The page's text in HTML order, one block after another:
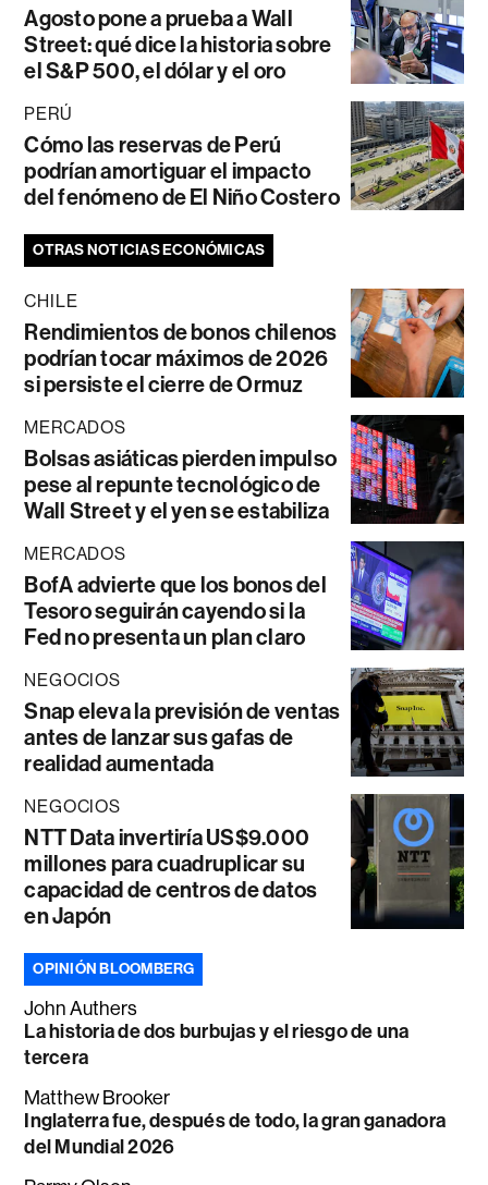
Agosto pone a prueba a Wall
Street: qué dice la historia sobre
el S&P 500, el dólar y el oro
PERÚ
Cómo las reservas de Perú
podrían amortiguar el impacto
del fenómeno de El Niño Costero
OTRAS NOTICIAS ECONÓMICAS
CHILE
Rendimientos de bonos chilenos
podrían tocar máximos de 2026
si persiste el cierre de Ormuz
MERCADOS
Bolsas asiáticas pierden impulso
pese al repunte tecnológico de
Wall Street y el yen se estabiliza
MERCADOS
BofA advierte que los bonos del
Tesoro seguirán cayendo si la
Fed no presenta un plan claro
NEGOCIOS
Snap eleva la previsión de ventas
antes de lanzar sus gafas de
realidad aumentada
NEGOCIOS
NTT Data invertiría US$9.000
millones para cuadruplicar su
capacidad de centros de datos
en Japón
OPINIÓN BLOOMBERG
John Authers
La historia de dos burbujas y el riesgo de una
tercera
Matthew Brooker
Inglaterra fue, después de todo, la gran ganadora
del Mundial 2026